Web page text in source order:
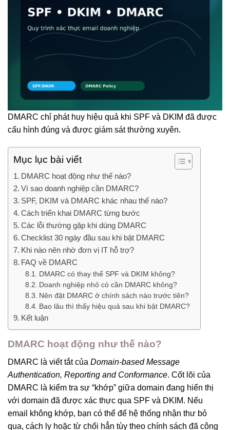
DMARC chỉ phát huy hiệu quả khi SPF và DKIM đã được
cấu hình đúng và được giám sát thường xuyên.
Mục lục bài viết
DMARC hoạt động như thế nào?
Vì sao doanh nghiệp cần DMARC?
SPF, DKIM và DMARC khác nhau thế nào?
Cách triển khai DMARC từng bước
Các lỗi thường gặp khi dùng DMARC
Checklist 30 ngày đầu sau khi bật DMARC
Khi nào nên nhờ đơn vị IT hỗ trợ?
FAQ về DMARC
DMARC có thay thế SPF và DKIM không?
Doanh nghiệp nhỏ có cần DMARC không?
Nên đặt DMARC ở chính sách nào trước tiên?
Bao lâu thì thấy hiệu quả sau khi bật DMARC?
Kết luận
DMARC hoạt động như thế nào?
DMARC là viết tắt của Domain-based Message
Authentication, Reporting and Conformance. Cốt lõi của
DMARC là kiểm tra sự “khớp” giữa domain đang hiển thị
với domain đã được xác thực qua SPF và DKIM. Nếu
email không khớp, bạn có thể để hệ thống nhận thư bỏ
qua, cách ly hoặc từ chối hẳn tùy theo chính sách đã công